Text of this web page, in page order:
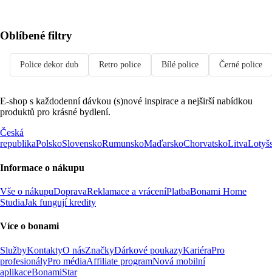
Oblíbené filtry
Police dekor dub Retro police Bílé police Černé police
E-shop s každodenní dávkou (s)nové inspirace a nejširší nabídkou
produktů pro krásné bydlení.
Česká
republikaPolskoSlovenskoRumunskoMaďarskoChorvatskoLitva
Informace o nákupu
Vše o nákupuDopravaReklamace a vráceníPlatbaBonami Home
StudiaJak fungují kredity
Více o bonami
SlužbyKontaktyO násZnačkyDárkové poukazyKariéraPro
profesionályPro médiaAffiliate programNová mobilní
aplikaceBonamiStar